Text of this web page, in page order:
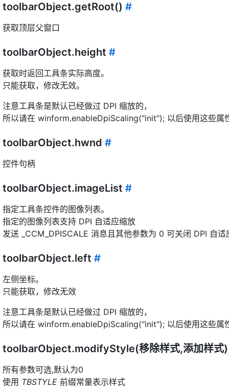
toolbarObject.getRoot() #
获取顶层父窗口
toolbarObject.height #
获取时返回工具条实际高度。
只能获取，修改无效。
注意工具条是默认已经做过 DPI 缩放的，
所以请在 winform.enableDpiScaling("init"); 以后使用这些属
toolbarObject.hwnd #
控件句柄
toolbarObject.imageList #
指定工具条控件的图像列表。
指定的图像列表支持 DPI 自适应缩放
发送 _CCM_DPISCALE 消息且其他参数为 0 可关闭 DPI 自适
toolbarObject.left #
左侧坐标。
只能获取，修改无效
注意工具条是默认已经做过 DPI 缩放的，
所以请在 winform.enableDpiScaling("init"); 以后使用这些属
toolbarObject.modifyStyle(移除样式,添加样式
所有参数可选,默认为0
使用 TBSTYLE 前缀常量表示样式